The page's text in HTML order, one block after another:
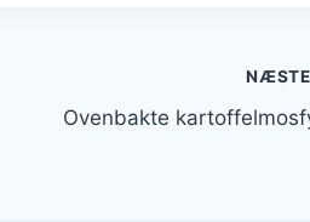
NÆSTE
Ovenbakte